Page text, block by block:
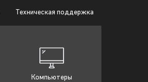
Техническая поддержка
Компьютеры